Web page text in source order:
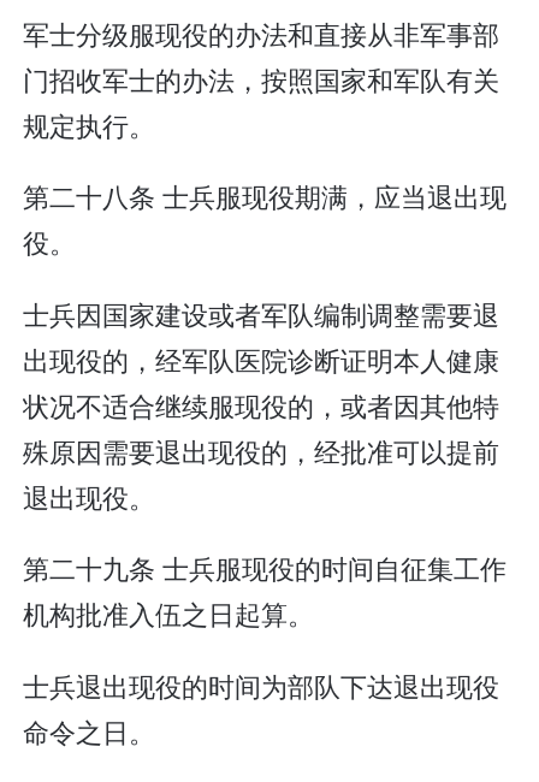
军士分级服现役的办法和直接从非军事部
门招收军士的办法，按照国家和军队有关
规定执行。
第二十八条 士兵服现役期满，应当退出现
役。
士兵因国家建设或者军队编制调整需要退
出现役的，经军队医院诊断证明本人健康
状况不适合继续服现役的，或者因其他特
殊原因需要退出现役的，经批准可以提前
退出现役。
第二十九条 士兵服现役的时间自征集工作
机构批准入伍之日起算。
士兵退出现役的时间为部队下达退出现役
命令之日。